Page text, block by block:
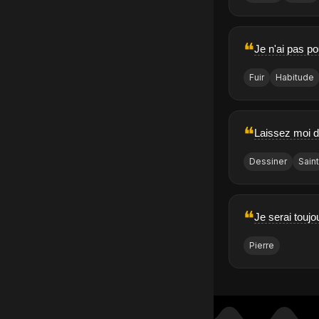
❝Je n'ai pas
Fuir Habitude
❝Laissez moi
Dessiner Saint
❝Je serai
Pierre